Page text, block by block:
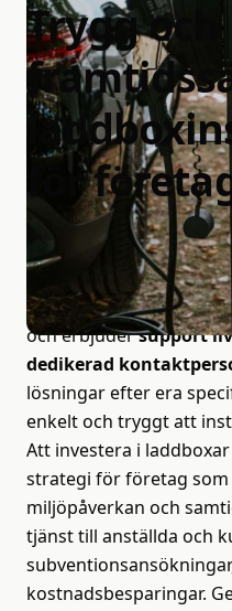
Tryggoch
förföretag
Våra installationer av
företag och
fokus på säkerhet
processen från första
och erbjudersupport
dedikerad
lösningar efter era
enkelt och tryggt att
Att investera i
strategi för företag som
miljöpåverkan och
tjänst till anställda och
kostnadsbesparingar.